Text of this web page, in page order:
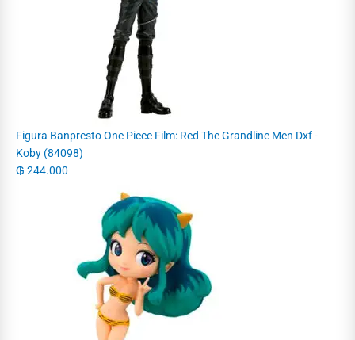
Figura Banpresto One Piece Film: Red The Grandline Men Dxf -
Koby (84098)
₲ 244.000